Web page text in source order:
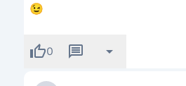
😉
thumb_up0 message arrow_drop_down